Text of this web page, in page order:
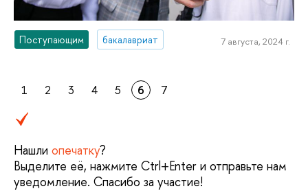
Поступающим бакалавриат 7 августа, 2024 г.
1 2 3 4 5 6 7
Нашли опечатку?
Выделите её, нажмите Ctrl+Enter и отправьте нам
уведомление. Спасибо за участие!